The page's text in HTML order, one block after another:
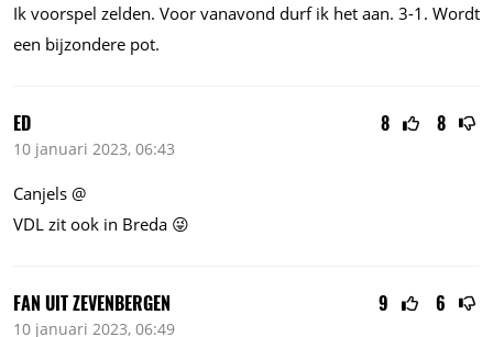
Ik voorspel zelden. Voor vanavond durf ik het aan. 3-1. Wordt
een bijzondere pot.
8 8
ED
10 januari 2023, 06:43
Canjels @
VDL zit ook in Breda 😜
9 6
FAN UIT ZEVENBERGEN
10 januari 2023, 06:49